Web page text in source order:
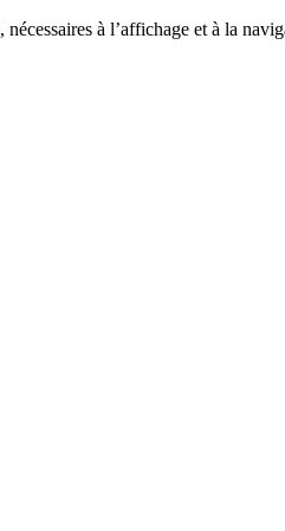
à l’affichage et à la